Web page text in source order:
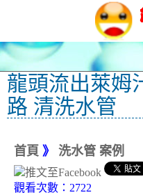
龍頭流出萊姆
路 清洗水管
首頁 》 洗水管 案例
觀看次數：2722